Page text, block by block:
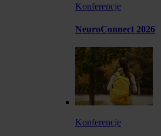
Konferencje
NeuroConnect 2026
Konferencje